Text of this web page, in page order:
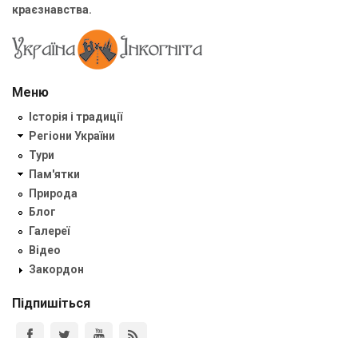
краєзнавства.
Меню
Історія і традиції
Регіони України
Тури
Пам'ятки
Природа
Блог
Галереї
Відео
Закордон
Підпишіться